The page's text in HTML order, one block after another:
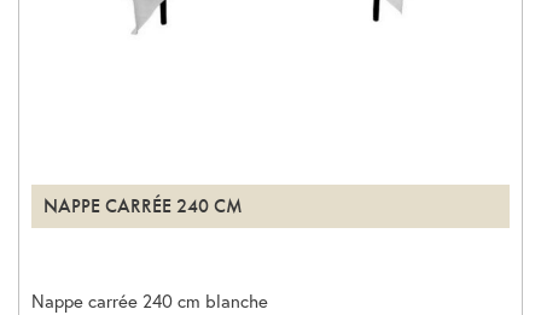
NAPPE CARRÉE 240 CM
Nappe carrée 240 cm blanche